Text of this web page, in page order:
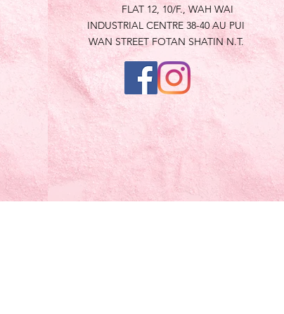
FLAT 12, 10/F., WAH WAI
INDUSTRIAL CENTRE 38-40 AU PUI
WAN STREET FOTAN SHATIN N.T.